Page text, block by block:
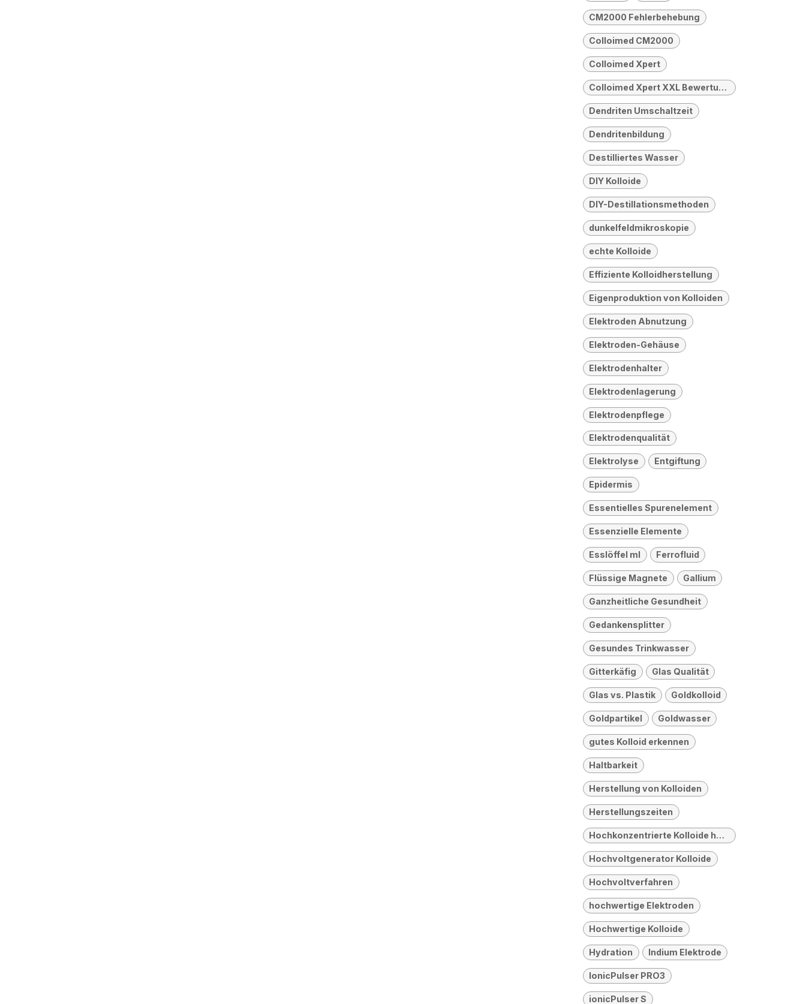
CM2000 Fehlerbehebung
Colloimed CM2000
Colloimed Xpert
Colloimed Xpert XXL Bewertung
Dendriten Umschaltzeit
Dendritenbildung
Destilliertes Wasser
DIY Kolloide
DIY-Destillationsmethoden
dunkelfeldmikroskopie
echte Kolloide
Effiziente Kolloidherstellung
Eigenproduktion von Kolloiden
Elektroden Abnutzung
Elektroden-Gehäuse
Elektrodenhalter
Elektrodenlagerung
Elektrodenpflege
Elektrodenqualität
Elektrolyse Entgiftung
Epidermis
Essentielles Spurenelement
Essenzielle Elemente
Esslöffel ml Ferrofluid
Flüssige Magnete Gallium
Ganzheitliche Gesundheit
Gedankensplitter
Gesundes Trinkwasser
Gitterkäfig Glas Qualität
Glas vs. Plastik Goldkolloid
Goldpartikel Goldwasser
gutes Kolloid erkennen
Haltbarkeit
Herstellung von Kolloiden
Herstellungszeiten
Hochkonzentrierte Kolloide herstellen
Hochvoltgenerator Kolloide
Hochvoltverfahren
hochwertige Elektroden
Hochwertige Kolloide
Hydration Indium Elektrode
IonicPulser PRO3
ionicPulser S